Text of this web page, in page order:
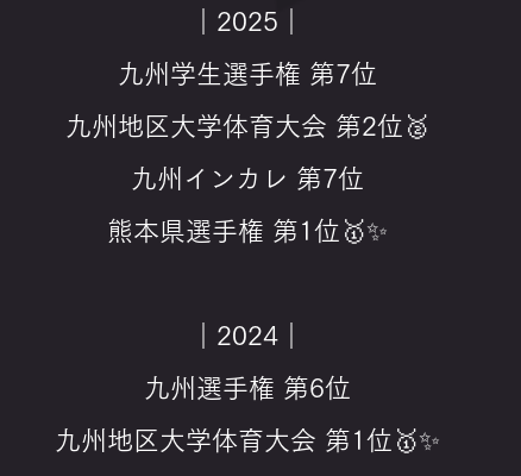
｜2025｜
九州学生選手権 第7位
九州地区大学体育大会 第2位🥈
九州インカレ 第7位
熊本県選手権 第1位🥇✨
｜2024｜
九州選手権 第6位
九州地区大学体育大会 第1位🥇✨